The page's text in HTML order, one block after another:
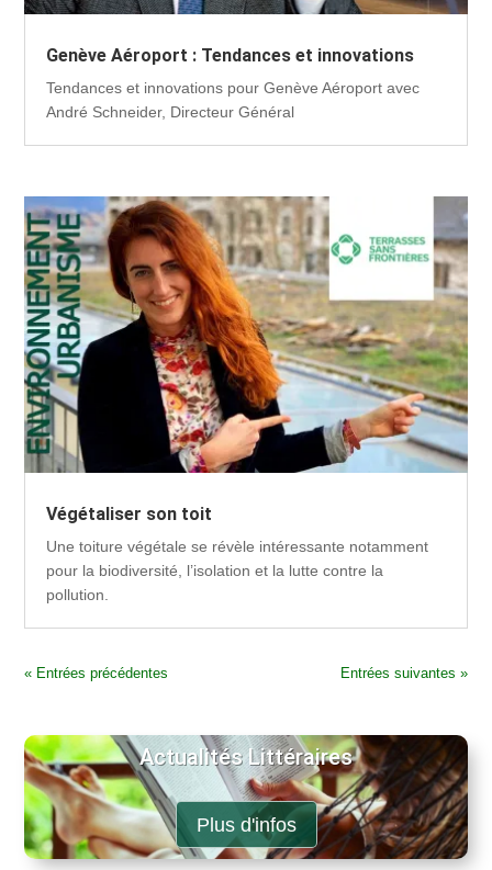
Genève Aéroport : Tendances et innovations
Tendances et innovations pour Genève Aéroport avec
André Schneider, Directeur Général
Végétaliser son toit
Une toiture végétale se révèle intéressante notamment
pour la biodiversité, l’isolation et la lutte contre la
pollution.
« Entrées précédentes Entrées suivantes »
Actualités Littéraires
Plus d'infos